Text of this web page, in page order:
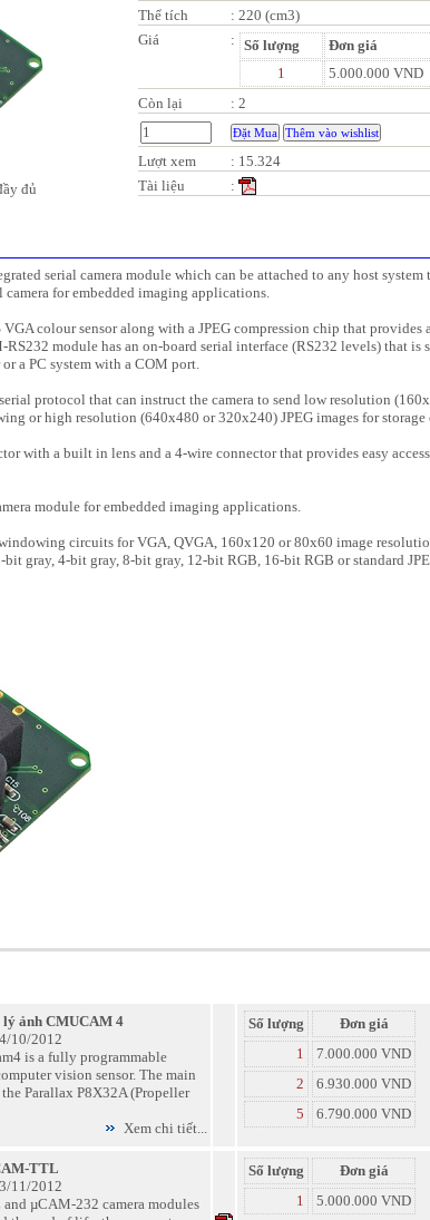
đủ
Thể tích
: 220 (cm3)
Giá
: Số lượng
Đơn giá
1
5.000.000 VND
Còn lại
: 2
Lượt xem : 15.324
Tài liệu
:
serial camera module which can be attached to any host system
camera for embedded imaging applications.
colour sensor along with a JPEG compression chip that provides
module has an on-board serial interface (RS232 levels) that is
a PC system with a COM port.
protocol that can instruct the camera to send low resolution
or high resolution (640x480 or 320x240) JPEG images for
with a built in lens and a 4-wire connector that provides easy
module for embedded imaging applications.
circuits for VGA, QVGA, 160x120 or 80x60 image
gray, 4-bit gray, 8-bit gray, 12-bit RGB, 16-bit RGB or standard
ảnh CMUCAM 4
10/2012
is a fully programmable
vision sensor. The main
the Parallax P8X32A (Propeller
Xem chi tiết...
Số lượng
Đơn giá
1
7.000.000 VND
2
6.930.000 VND
5
6.790.000 VND
TTL
11/2012
µCAM-232 camera modules
Số lượng
Đơn giá
1
5.000.000 VND